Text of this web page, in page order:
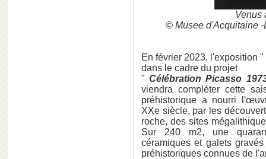
Venus
© Musee d'Acquitaine
En février 2023, l'exposition "
dans le cadre du projet
"Célébration Picasso
viendra compléter cette
préhistorique a nourri
XXe siècle, par les
roche, des sites
Sur 240 m2, une
céramiques et galets
préhistoriques connues de